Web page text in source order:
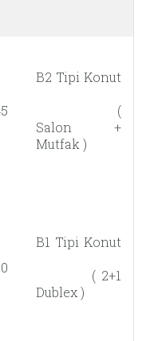
B2 Tipi Konut
(
Salon +
Mutfak )
B1 Tipi Konut
( 2+1
Dublex )